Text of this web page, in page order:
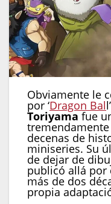
Obviamente le
por ‘Dragon Bal
Toriyama fue
decenas de
miniseries. Su
de dejar de
publicó allá por
más de dos
propia